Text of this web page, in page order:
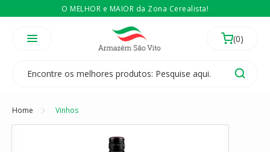
O MELHOR e MAIOR da Zona Cerealista!
Temos 3 lojas físicas na Zona Cerealista de São Paulo!
É revendedor? EntãoCompre no atacado
Home Vinhos